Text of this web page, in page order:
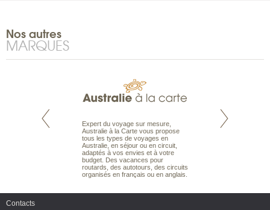
Nos autres
MARQUES
est le spécialiste
Expert du voyage sur mesure,
Australie à la Carte vous propose
tous les types de voyages en
Australie, en séjour ou en circuit,
adaptés à vos envies et à votre
budget. Des vacances pour
routards, des autotours, des circuits
organisés en français ou en anglais.
Parce qu’ils sont
Contacts